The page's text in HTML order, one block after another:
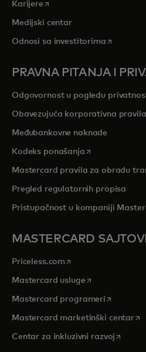
Karijereopens in a new tab
Medijski centar
Odnosi sa investitorimaopens in
PRAVNA PITANJA I
Odgovornost u pogledu
Obavezujuća korporativna
Međubankovne naknade
Kodeks ponašanjaopens in a new
Mastercard pravila za obradu
Pregled regulatornih propisa
Pristupačnost u kompaniji
MASTERCARD SAJTOVI
Priceless.com opens in a new tab
Mastercard uslugeopens in a new
Mastercard programeri opens in
Mastercard marketinški centar
Centar za inkluzivni razvoj opens